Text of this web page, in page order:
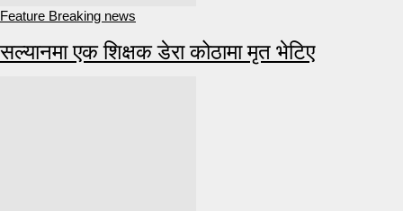
Feature Breaking news
सल्यानमा एक शिक्षक डेरा कोठामा मृत भेटिए